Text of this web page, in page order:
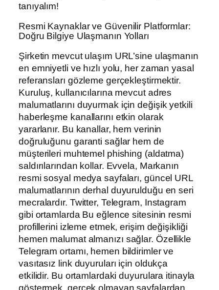
tanıyalım!
Resmi Kaynaklar ve Güvenilir Platformlar:
Doğru Bilgiye Ulaşmanın Yolları
Şirketin mevcut ulaşım URL’sine ulaşmanın
en emniyetli ve hızlı yolu, her zaman yasal
referansları gözleme gerçekleştirmektir.
Kuruluş, kullanıcılarına mevcut adres
malumatlarını duyurmak için değişik yetkili
haberleşme kanallarını etkin olarak
yararlanır. Bu kanallar, hem verinin
doğruluğunu garanti sağlar hem de
müşterileri muhtemel phishing (aldatma)
saldırılarından kollar. Evvela, Markanın
resmi sosyal medya sayfaları, güncel URL
malumatlarının derhal duyurulduğu en seri
mecralardır. Twitter, Telegram, Instagram
gibi ortamlarda Bu eğlence sitesinin resmi
profillerini izleme etmek, erişim değişikliği
hemen malumat almanızı sağlar. Özellikle
Telegram ortamı, hemen bildirimler ve
vasıtasız link duyuruları için oldukça
etkilidir. Bu ortamlardaki duyurulara itinayla